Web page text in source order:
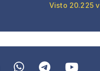
Visto 20.225